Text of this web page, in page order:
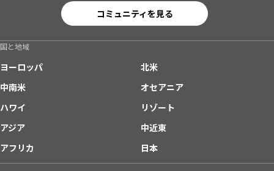
コミュニティを見る
国と地域
ヨーロッパ
北米
中南米
オセアニア
ハワイ
リゾート
アジア
中近東
アフリカ
日本